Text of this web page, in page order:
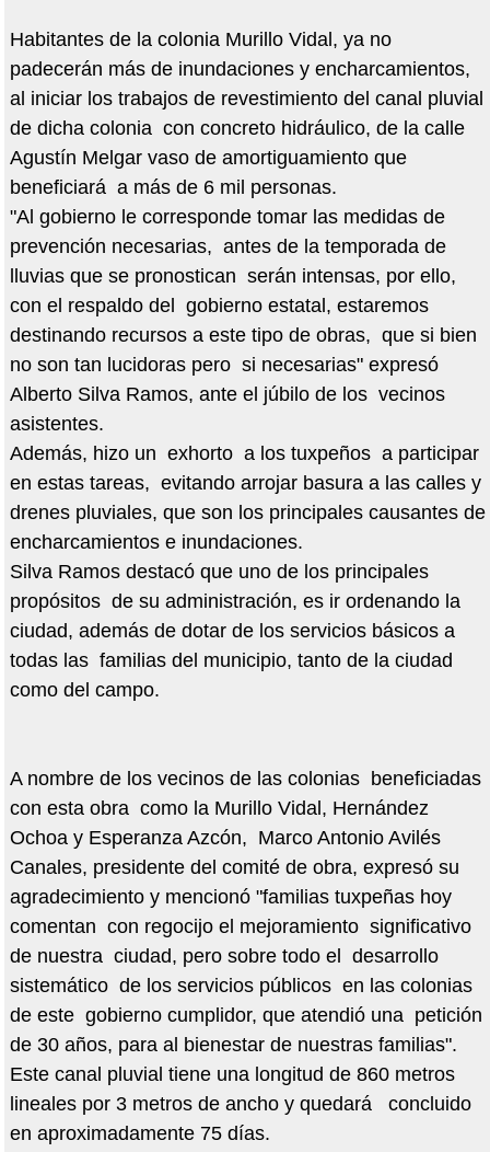
Habitantes de la colonia Murillo Vidal, ya no
padecerán más de inundaciones y encharcamientos,
al iniciar los trabajos de revestimiento del canal pluvial
de dicha colonia con concreto hidráulico, de la calle
Agustín Melgar vaso de amortiguamiento que
beneficiará a más de 6 mil personas.
"Al gobierno le corresponde tomar las medidas de
prevención necesarias, antes de la temporada de
lluvias que se pronostican serán intensas, por ello,
con el respaldo del gobierno estatal, estaremos
destinando recursos a este tipo de obras, que si bien
no son tan lucidoras pero si necesarias" expresó
Alberto Silva Ramos, ante el júbilo de los vecinos
asistentes.
Además, hizo un exhorto a los tuxpeños a participar
en estas tareas, evitando arrojar basura a las calles y
drenes pluviales, que son los principales causantes de
encharcamientos e inundaciones.
Silva Ramos destacó que uno de los principales
propósitos de su administración, es ir ordenando la
ciudad, además de dotar de los servicios básicos a
todas las familias del municipio, tanto de la ciudad
como del campo.
A nombre de los vecinos de las colonias beneficiadas
con esta obra como la Murillo Vidal, Hernández
Ochoa y Esperanza Azcón, Marco Antonio Avilés
Canales, presidente del comité de obra, expresó su
agradecimiento y mencionó "familias tuxpeñas hoy
comentan con regocijo el mejoramiento significativo
de nuestra ciudad, pero sobre todo el desarrollo
sistemático de los servicios públicos en las colonias
de este gobierno cumplidor, que atendió una petición
de 30 años, para al bienestar de nuestras familias".
Este canal pluvial tiene una longitud de 860 metros
lineales por 3 metros de ancho y quedará concluido
en aproximadamente 75 días.